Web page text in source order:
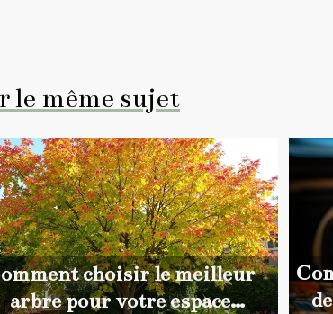
le même sujet
choisir le meilleur
arbre pour votre espace